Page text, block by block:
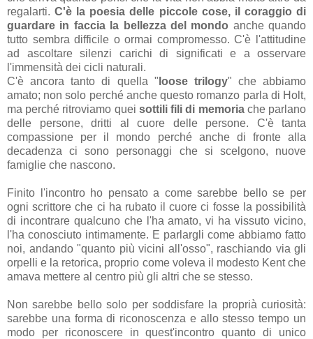
regalarti.C'è la poesia delle piccole cose, il coraggio di
guardare in faccia la bellezza del mondo anche quando
tutto sembra difficile o ormai compromesso. C'è l'attitudine
ad ascoltare silenzi carichi di significati e a osservare
l'immensità dei cicli naturali.
C'è ancora tanto di quella " loose trilogy" che abbiamo
amato; non solo perché anche questo romanzo parla di Holt,
ma perché ritroviamo quei sottili fili di memoriache parlano
delle persone, dritti al cuore delle persone. C'è tanta
compassione per il mondo perché anche di fronte alla
decadenza ci sono personaggi che si scelgono, nuove
famiglie che nascono.
Finito l'incontro ho pensato a come sarebbe bello se per
ogni scrittore che ci ha rubato il cuore ci fosse la possibilità
di incontrare qualcuno che l'ha amato, vi ha vissuto vicino,
l'ha conosciuto intimamente. E parlargli come abbiamo fatto
noi, andando "quanto più vicini all'osso", raschiando via gli
orpelli e la retorica, proprio come voleva il modesto Kent che
amava mettere al centro più gli altri che se stesso.
Non sarebbe bello solo per soddisfare la proprià curiosità:
sarebbe una forma di riconoscenza e allo stesso tempo un
modo per riconoscere in quest'incontro quanto di unico